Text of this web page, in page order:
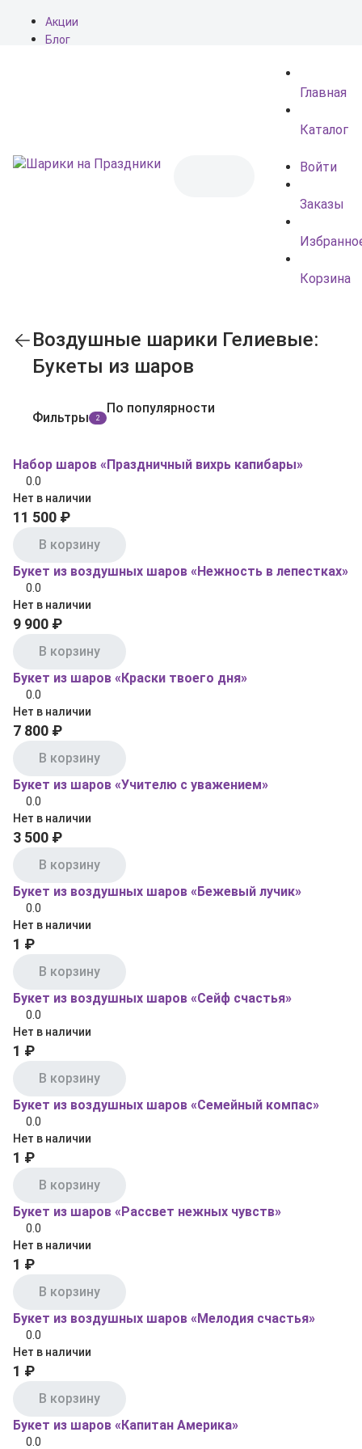
Акции
Блог
Главная
Каталог
Войти
Заказы
Корзина
Воздушные шарики Гелиевые:
Букеты из шаров
Фильтры 2
По популярности
Набор шаров «Праздничный вихрь капибары»
0.0
Нет в наличии
11 500 ₽
В корзину
Букет из воздушных шаров «Нежность в лепестках»
0.0
Нет в наличии
9 900 ₽
В корзину
Букет из шаров «Краски твоего дня»
0.0
Нет в наличии
7 800 ₽
В корзину
Букет из шаров «Учителю с уважением»
0.0
Нет в наличии
3 500 ₽
В корзину
Букет из воздушных шаров «Бежевый лучик»
0.0
Нет в наличии
1 ₽
В корзину
Букет из воздушных шаров «Сейф счастья»
0.0
Нет в наличии
1 ₽
В корзину
Букет из воздушных шаров «Семейный компас»
0.0
Нет в наличии
1 ₽
В корзину
Букет из шаров «Рассвет нежных чувств»
0.0
Нет в наличии
1 ₽
В корзину
Букет из воздушных шаров «Мелодия счастья»
0.0
Нет в наличии
1 ₽
В корзину
Букет из шаров «Капитан Америка»
0.0